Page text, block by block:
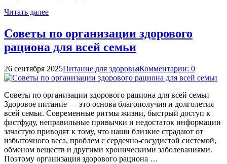
Читать далее
Советы по организации здорового
рациона для всей семьи
26 сентября 2025Питание для здоровьяКомментарии: 0
Советы по организации здорового рациона для всей семьи
Здоровое питание — это основа благополучия и долголетия
всей семьи. Современные ритмы жизни, быстрый доступ к
фастфуду, неправильные привычки и недостаток информации
зачастую приводят к тому, что наши близкие страдают от
избыточного веса, проблем с сердечно-сосудистой системой,
обменом веществ и другими хроническими заболеваниями.
Поэтому организация здорового рациона …